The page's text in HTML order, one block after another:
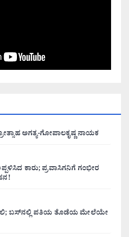
ಅಗತ್ಯ-ಗೋಪಾಲಕೃಷ್ಣ ನಾಯಕ
ಕಾರು; ಪ್ರವಾಸಿಗನಿಗೆ ಗಂಭೀರ
ಬಸ್‌ನಲ್ಲಿ ಪತಿಯ ತೊಡೆಯ ಮೇಲೆಯೇ